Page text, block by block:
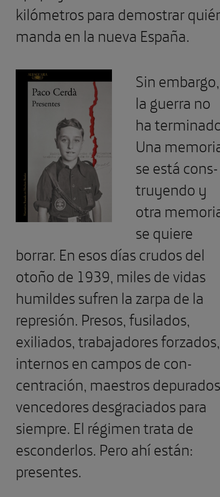
kilómetros para demostrar
manda en la nueva España.
Sin embargo,
la guerra no
ha
Una
se está cons­
truyendo y
otra
se quiere
borrar. En esos días crudos del
otoño de 1939, miles de vidas
humildes sufren la zarpa de la
represión. Presos, fusilados,
exiliados, trabajadores forzados,
internos en campos de con­
centración, maestros
vencedores desgraciados para
siempre. El régimen trata de
esconderlos. Pero ahí están:
presentes.